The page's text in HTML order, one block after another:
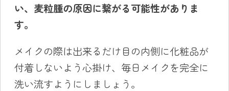
い、 麦粒腫の原因に繋がる可能性がありま
す。
メイクの際は出来るだけ目の内側に化粧品が
付着しないよう心掛け、毎日メイクを完全に
洗い流すようにしましょう。